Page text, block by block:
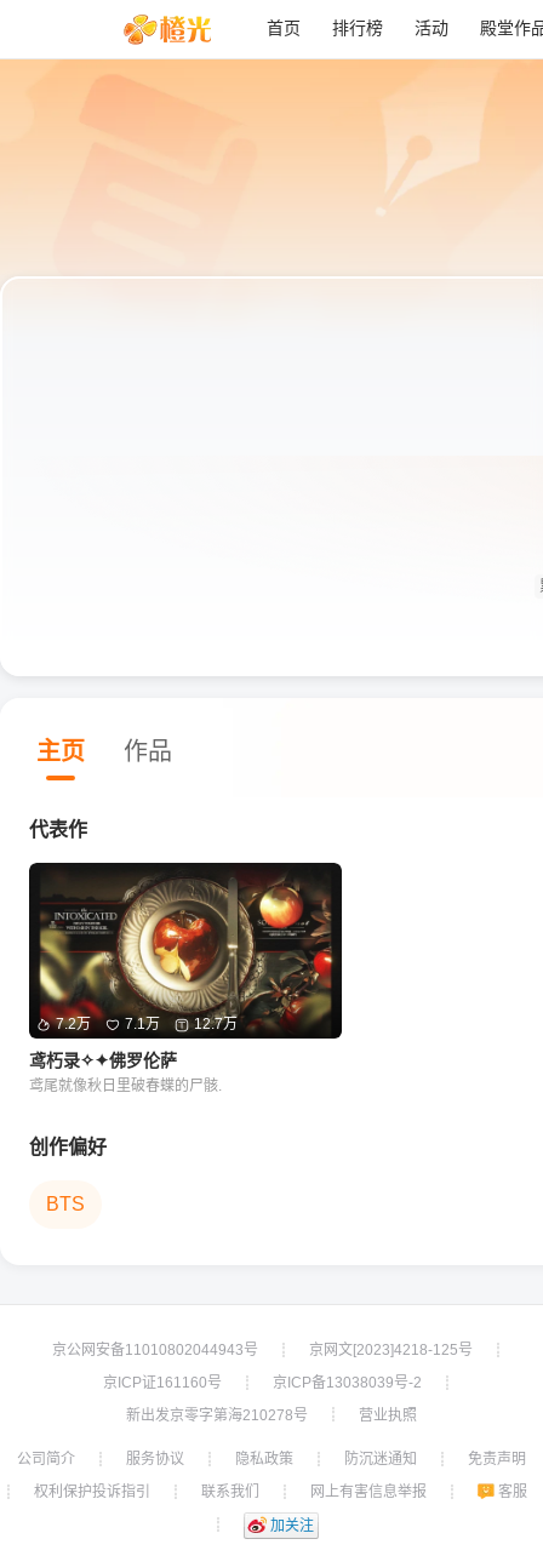
首页 排行榜 活动 殿堂作
主页 作品
代表作
7.2万 7.1万 12.7万
鸢朽录✧✦佛罗伦萨
鸢尾就像秋日里破春蝶的尸骸.
创作偏好
BTS
京公网安备11010802044943号 ┊ 京网文[2023]4218-125号
┊
京ICP证161160号
┊ 京ICP备13038039号-2
┊
新出发京零字第海210278号
┊ 营业执照
公司简介 ┊ 服务协议 ┊ 隐私政策 ┊ 防沉迷通知 ┊
免责声明
┊
权利保护投诉指引 ┊ 联系我们 ┊ 网上有害信息举报 ┊
客服
┊
加关注